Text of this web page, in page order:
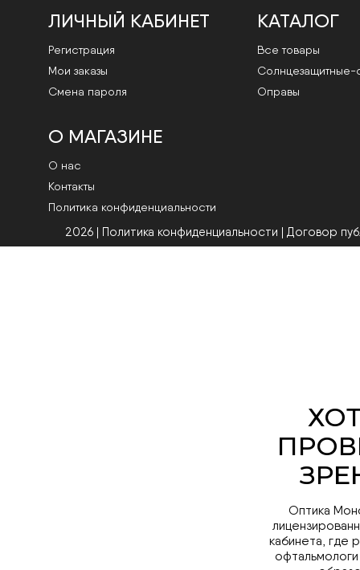
ЛИЧНЫЙ КАБИНЕТ
Регистрация
Мои заказы
Смена пароля
КАТАЛОГ
Все товары
Cолнцезащитные-
Оправы
О МАГАЗИНЕ
О нас
Контакты
Политика конфиденциальности
2026 | Политика конфиденциальности | Договор
Оптика
кабинета, где